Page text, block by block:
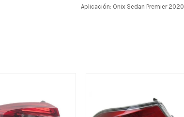
Aplicación: Onix Sedan Premier 2020